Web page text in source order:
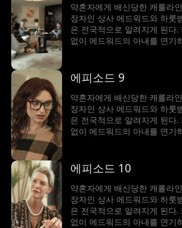
약혼자에게 배신당한 캐롤라
장자인 상사 에드워드와 하룻
은 전국적으로 알려지게 된다
없이 에드워드의 아내를 연기
데.
에피소드 9
약혼자에게 배신당한 캐롤라
장자인 상사 에드워드와 하룻
은 전국적으로 알려지게 된다
없이 에드워드의 아내를 연기
데.
에피소드 10
약혼자에게 배신당한 캐롤라
장자인 상사 에드워드와 하룻
은 전국적으로 알려지게 된다
없이 에드워드의 아내를 연기